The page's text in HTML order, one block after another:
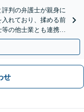
評判の弁護士が親身に
れており、揉める前
の他士業とも連携
せ